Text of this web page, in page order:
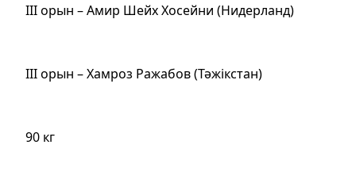
ІІІ орын – Амир Шейх Хосейни (Нидерланд)
ІІІ орын – Хамроз Ражабов (Тәжікстан)
90 кг